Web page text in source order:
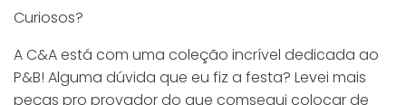
Curiosos?
A C&A está com uma coleção incrível dedicada ao
P&B! Alguma dúvida que eu fiz a festa? Levei mais
peças pro provador do que comsegui colocar de